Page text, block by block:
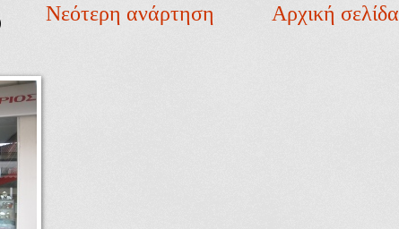
Νεότερη ανάρτηση Αρχική σελίδα